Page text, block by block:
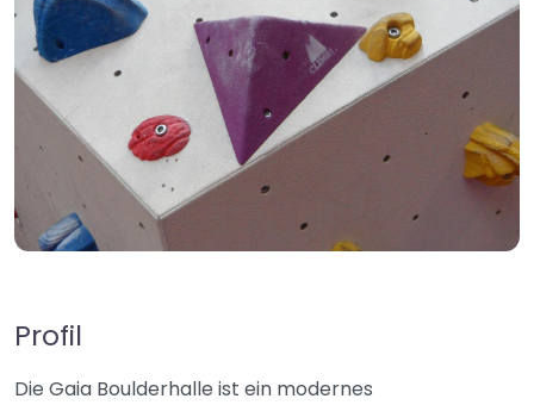
Profil
Die Gaia Boulderhalle ist ein modernes